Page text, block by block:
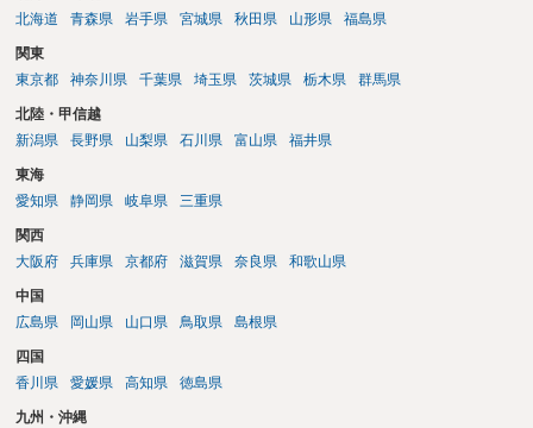
北海道
青森県 岩手県 宮城県 秋田県 山形県 福島県
関東
東京都
神奈川県 千葉県 埼玉県 茨城県 栃木県 群馬県
北陸・甲信越
新潟県
長野県 山梨県 石川県 富山県 福井県
東海
愛知県
静岡県 岐阜県 三重県
関西
大阪府
兵庫県 京都府 滋賀県 奈良県 和歌山県
中国
広島県
岡山県 山口県 鳥取県 島根県
四国
香川県
愛媛県 高知県 徳島県
九州・沖縄